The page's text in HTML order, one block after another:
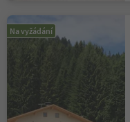
Na vyžádání